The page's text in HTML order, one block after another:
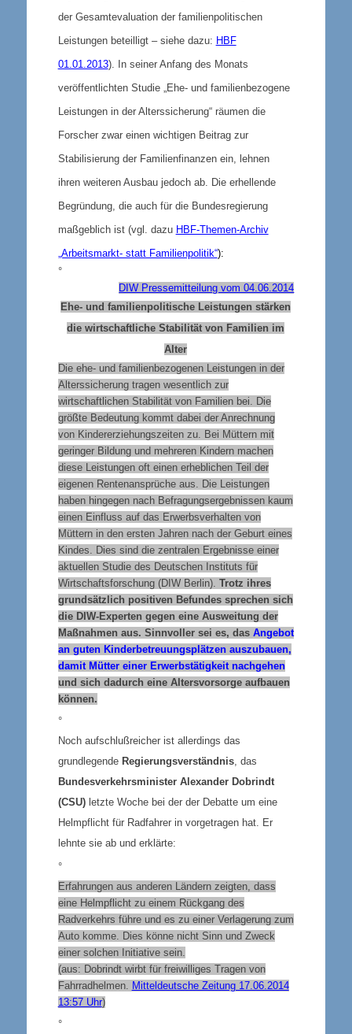
der Gesamtevaluation der familienpolitischen
Leistungen beteilligt – siehe dazu: HBF
01.01.2013). In seiner Anfang des Monats
veröffentlichten Studie „Ehe- und familienbezogene
Leistungen in der Alterssicherung“ räumen die
Forscher zwar einen wichtigen Beitrag zur
Stabilisierung der Familienfinanzen ein, lehnen
ihren weiteren Ausbau jedoch ab. Die erhellende
Begründung, die auch für die Bundesregierung
maßgeblich ist (vgl. dazu HBF-Themen-Archiv
„Arbeitsmarkt- statt Familienpolitik“):
°
DIW Pressemitteilung vom 04.06.2014
Ehe- und familienpolitische Leistungen stärken
die wirtschaftliche Stabilität von Familien im
Alter
Die ehe- und familienbezogenen Leistungen in der
Alterssicherung tragen wesentlich zur
wirtschaftlichen Stabilität von Familien bei. Die
größte Bedeutung kommt dabei der Anrechnung
von Kindererziehungszeiten zu. Bei Müttern mit
geringer Bildung und mehreren Kindern machen
diese Leistungen oft einen erheblichen Teil der
eigenen Rentenansprüche aus. Die Leistungen
haben hingegen nach Befragungsergebnissen kaum
einen Einfluss auf das Erwerbsverhalten von
Müttern in den ersten Jahren nach der Geburt eines
Kindes. Dies sind die zentralen Ergebnisse einer
aktuellen Studie des Deutschen Instituts für
Wirtschaftsforschung (DIW Berlin). Trotz ihres
grundsätzlich positiven Befundes sprechen sich
die DIW-Experten gegen eine Ausweitung der
Maßnahmen aus. Sinnvoller sei es, das Angebot
an guten Kinderbetreuungsplätzen auszubauen,
damit Mütter einer Erwerbstätigkeit nachgehen
und sich dadurch eine Altersvorsorge aufbauen
können.
°
Noch aufschlußreicher ist allerdings das
grundlegende Regierungsverständnis, das
Bundesverkehrsminister Alexander Dobrindt
(CSU)letzte Woche bei der der Debatte um eine
Helmpflicht für Radfahrer in vorgetragen hat. Er
lehnte sie ab und erklärte:
°
Erfahrungen aus anderen Ländern zeigten, dass
eine Helmpflicht zu einem Rückgang des
Radverkehrs führe und es zu einer Verlagerung zum
Auto komme. Dies könne nicht Sinn und Zweck
einer solchen Initiative sein.
(aus: Dobrindt wirbt für freiwilliges Tragen von
Fahrradhelmen. Mitteldeutsche Zeitung 17.06.2014
13:57 Uhr)
°